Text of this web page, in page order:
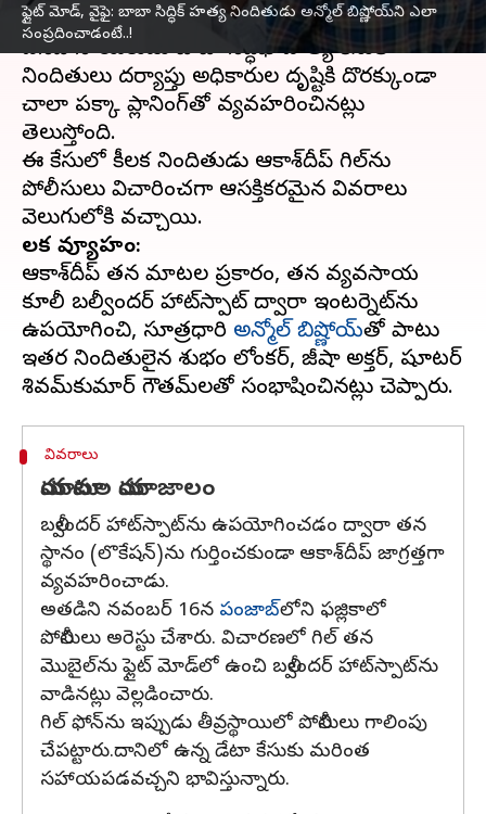
ఫ్లైట్ మోడ్, వైఫై: బాబా సిద్ధిక్ హత్య నిందితుడు అన్మోల్ బిష్ణోయ్‌ని ఎలా
సంప్రదించాడంటే..!
ఈ వార్తాకథనం ఏంటి
ఎన్‌సీపీ నాయకుడు బాబా సిద్ధిఖీ హత్య కేసులో
నిందితులు దర్యాప్తు అధికారుల దృష్టికి దొరక్కుండా
చాలా పక్కా ప్లానింగ్‌తో వ్యవహరించినట్లు
తెలుస్తోంది.
ఈ కేసులో కీలక నిందితుడు ఆకాశ్‌దీప్‌ గిల్‌ను
పోలీసులు విచారించగా ఆసక్తికరమైన వివరాలు
కీలక వ్యూహం:
ఆకాశ్‌దీప్‌ తన మాటల ప్రకారం, తన వ్యవసాయ
కూలీ బల్వీందర్‌ హాట్‌స్పాట్‌ ద్వారా ఇంటర్నెట్‌ను
ఉపయోగించి, సూత్రధారి అన్మోల్‌ బిష్ణోయ్‌తో పాటు
ఇతర నిందితులైన శుభం లోంకర్‌, జీషాన్‌ అక్తర్‌, షూటర్‌
వివరాలు
మాయమాటల మాయాజాలం
బల్వీందర్‌ హాట్‌స్పాట్‌ను ఉపయోగించడం ద్వారా తన
స్థానం (లొకేషన్‌)ను గుర్తించకుండా ఆకాశ్‌దీప్‌ జాగ్రత్తగా
వ్యవహరించాడు.
అతడిని నవంబర్‌ 16న పంజాబ్‌లోని ఫజ్లికాలో
పోలీసులు అరెస్టు చేశారు. విచారణలో గిల్‌ తన
మొబైల్‌ను ఫ్లైట్‌ మోడ్‌లో ఉంచి బల్వీందర్‌ హాట్‌స్పాట్‌ను
వాడినట్లు వెల్లడించారు.
గిల్‌ ఫోన్‌ను ఇప్పుడు తీవ్రస్థాయిలో పోలీసులు గాలింపు
చేపట్టారు.దానిలో ఉన్న డేటా కేసుకు మరింత
సహాయపడవచ్చని భావిస్తున్నారు.